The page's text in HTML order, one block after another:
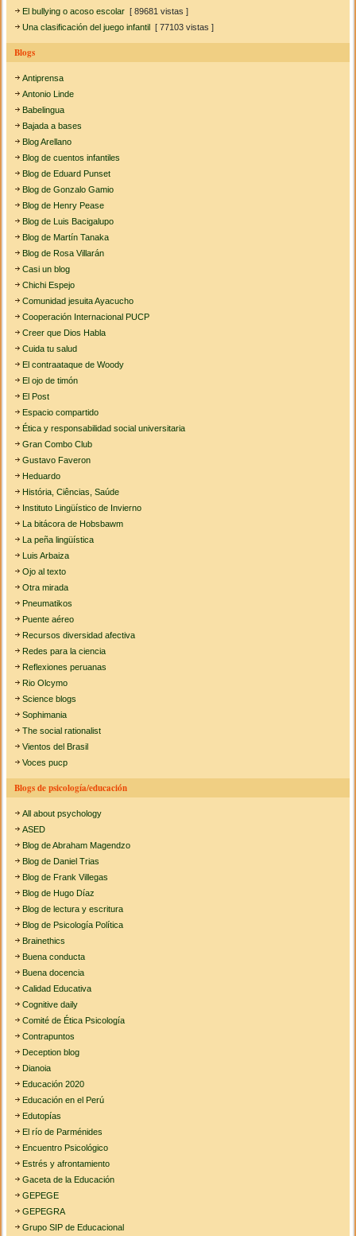
El bullying o acoso escolar [ 89681 vistas ]
Una clasificación del juego infantil [ 77103 vistas ]
Blogs
Antiprensa
Antonio Linde
Babelingua
Bajada a bases
Blog Arellano
Blog de cuentos infantiles
Blog de Eduard Punset
Blog de Gonzalo Gamio
Blog de Henry Pease
Blog de Luis Bacigalupo
Blog de Martín Tanaka
Blog de Rosa Villarán
Casi un blog
Chichi Espejo
Comunidad jesuita Ayacucho
Cooperación Internacional PUCP
Creer que Dios Habla
Cuida tu salud
El contraataque de Woody
El ojo de timón
El Post
Espacio compartido
Ética y responsabilidad social universitaria
Gran Combo Club
Gustavo Faveron
Heduardo
História, Ciências, Saúde
Instituto Lingüístico de Invierno
La bitácora de Hobsbawm
La peña lingüística
Luis Arbaiza
Ojo al texto
Otra mirada
Pneumatikos
Puente aéreo
Recursos diversidad afectiva
Redes para la ciencia
Reflexiones peruanas
Rio Olcymo
Science blogs
Sophimania
The social rationalist
Vientos del Brasil
Voces pucp
Blogs de psicología/educación
All about psychology
ASED
Blog de Abraham Magendzo
Blog de Daniel Trias
Blog de Frank Villegas
Blog de Hugo Díaz
Blog de lectura y escritura
Blog de Psicología Política
Brainethics
Buena conducta
Buena docencia
Calidad Educativa
Cognitive daily
Comité de Ética Psicología
Contrapuntos
Deception blog
Dianoia
Educación 2020
Educación en el Perú
Edutopías
El río de Parménides
Encuentro Psicológico
Estrés y afrontamiento
Gaceta de la Educación
GEPEGE
GEPEGRA
Grupo SIP de Educacional